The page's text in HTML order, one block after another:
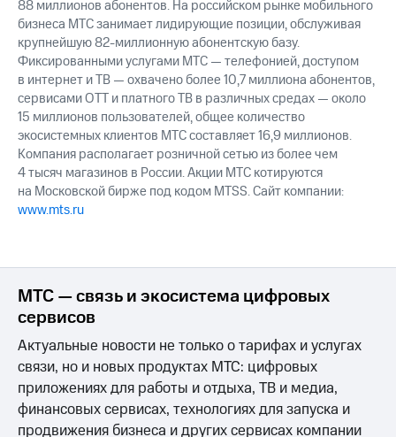
88 миллионов абонентов. На российском рынке мобильного
бизнеса МТС занимает лидирующие позиции, обслуживая
крупнейшую 82-миллионную абонентскую базу.
Фиксированными услугами МТС — телефонией, доступом
в интернет и ТВ — охвачено более 10,7 миллиона абонентов,
сервисами OTT и платного ТВ в различных средах — около
15 миллионов пользователей, общее количество
экосистемных клиентов МТС составляет 16,9 миллионов.
Компания располагает розничной сетью из более чем
4 тысяч магазинов в России. Акции МТС котируются
на Московской бирже под кодом MTSS. Сайт компании:
www.mts.ru
МТС — связь и экосистема цифровых
сервисов
Актуальные новости не только о тарифах и услугах
связи, но и новых продуктах МТС: цифровых
приложениях для работы и отдыха, ТВ и медиа,
финансовых сервисах, технологиях для запуска и
продвижения бизнеса и других сервисах компании